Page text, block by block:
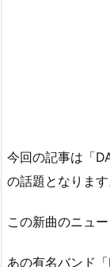
今回の記事は「
の話題となります
この新曲のニュー
あの有名バンド